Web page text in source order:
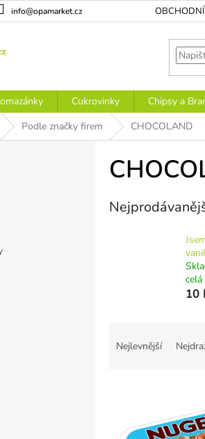
info@opamarket.cz
Cukrovinky Chipsy a
Podle značky firem CHOCOLAND
celá
10
Nejlevnější